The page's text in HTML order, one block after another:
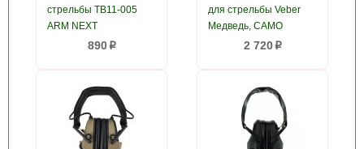
стрельбы ТВ11-005
ARM NEXT
890p
для стрельбы Veber
Медведь, CAMO
2 720p